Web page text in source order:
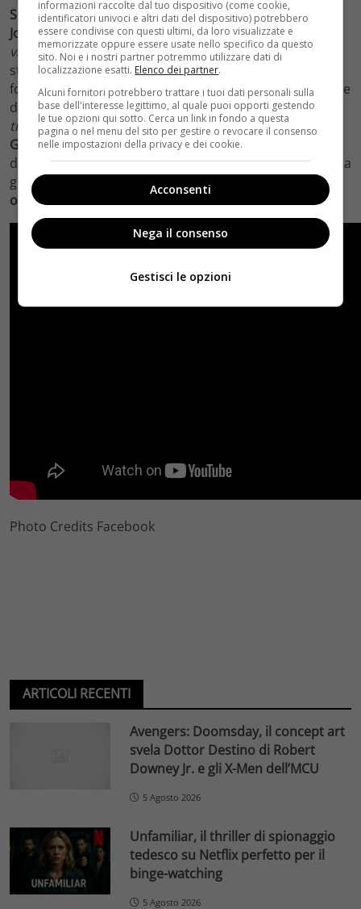
Si tratta del quarto progetto hollywoodiano diretto da
Jodie FosterdopoIl mio piccolo genio,A casa per le
vacanzeeMr. Beaver, ma l’attrice vincitrice di due
statuette si è impegnata anche per il picclo schermo,
formando la regia di un episodio della seconda stagione
di
House of Cardse due del secondo ciclo diOrange is
the New Black.Nel cast del film figurano anche
Giancarlo Esposito e Jack O’Connell. Per rendersi conto
della tensione che pervade le quasi due ore di film basta
gustarsi
una delle ultime scene che è stata pubblicata
on line
Photo Credits Facebook
ARTICOLI RECENTI
Avengers: Doomsday, il concept art
svela Dottor Destino di Robert
Downey Jr. e gli X-Men dell’MCU
5 Agosto 2026
Unfamiliar, il thriller di spionaggio
tedesco su Netflix perfetto per il
binge-watching
5 Agosto 2026
informazioni raccolte dal tuo dispositivo (come cookie,
identificatori univoci e altri dati del dispositivo) potrebbero
essere condivise con questi ultimi, da loro visualizzate e
memorizzate oppure essere usate nello specifico da questo
sito. Noi e i nostri partner potremmo utilizzare dati di
localizzazione esatti. Elenco dei partner.
Alcuni fornitori potrebbero trattare i tuoi dati personali sulla
base dell'interesse legittimo, al quale puoi opporti gestendo
le tue opzioni qui sotto. Cerca un link in fondo a questa
pagina o nel menu del sito per gestire o revocare il consenso
nelle impostazioni della privacy e dei cookie.
Acconsenti
Nega il consenso
Gestisci le opzioni